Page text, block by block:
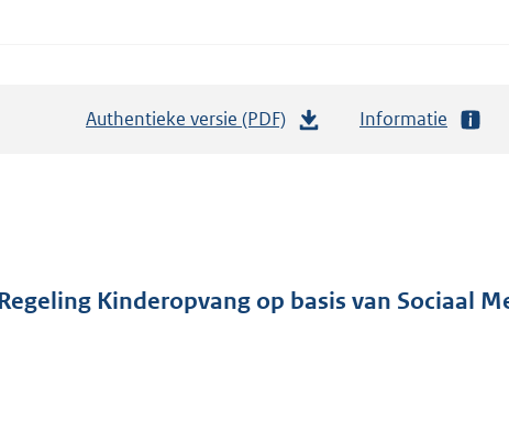
Authentieke versie (PDF)
d
Informatie
Kinderopvang op basis van Sociaal